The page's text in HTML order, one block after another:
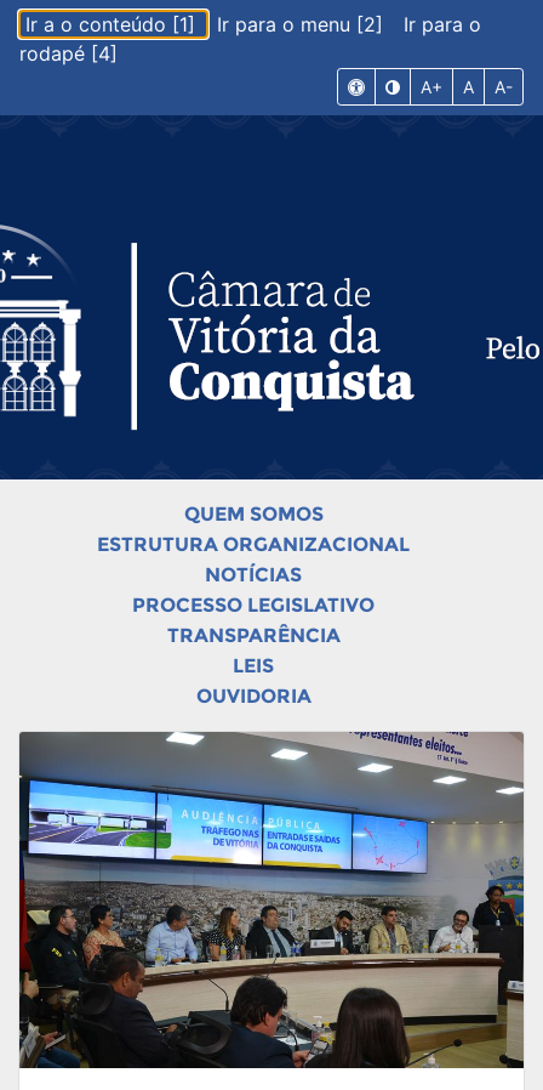
Ir a o conteúdo [1] Ir para o menu [2]
Ir para o
rodapé [4]
A+ A A-
QUEM SOMOS
ESTRUTURA ORGANIZACIONAL
NOTÍCIAS
PROCESSO LEGISLATIVO
TRANSPARÊNCIA
LEIS
OUVIDORIA